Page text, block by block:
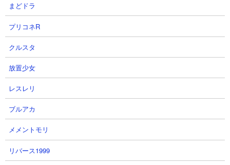
まどドラ
プリコネR
クルスタ
放置少女
レスレリ
ブルアカ
メメントモリ
リバース1999